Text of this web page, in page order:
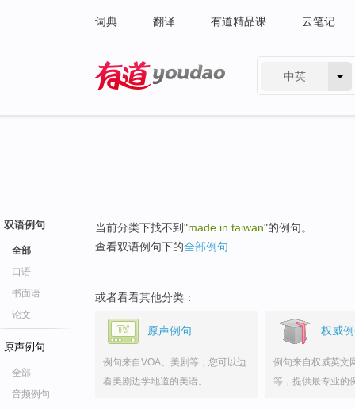
词典 翻译 有道精品课 云笔记
中英
双语例句
全部
口语
书面语
论文
原声例句
全部
音频例句
当前分类下找不到"made in taiwan"的例句。
查看双语例句下的全部例句
或者看看其他分类：
原声例句
例句来自VOA、美剧等，您可以边
看美剧边学地道的美语。
权威
例句来自权威英文
等，提供最专业的